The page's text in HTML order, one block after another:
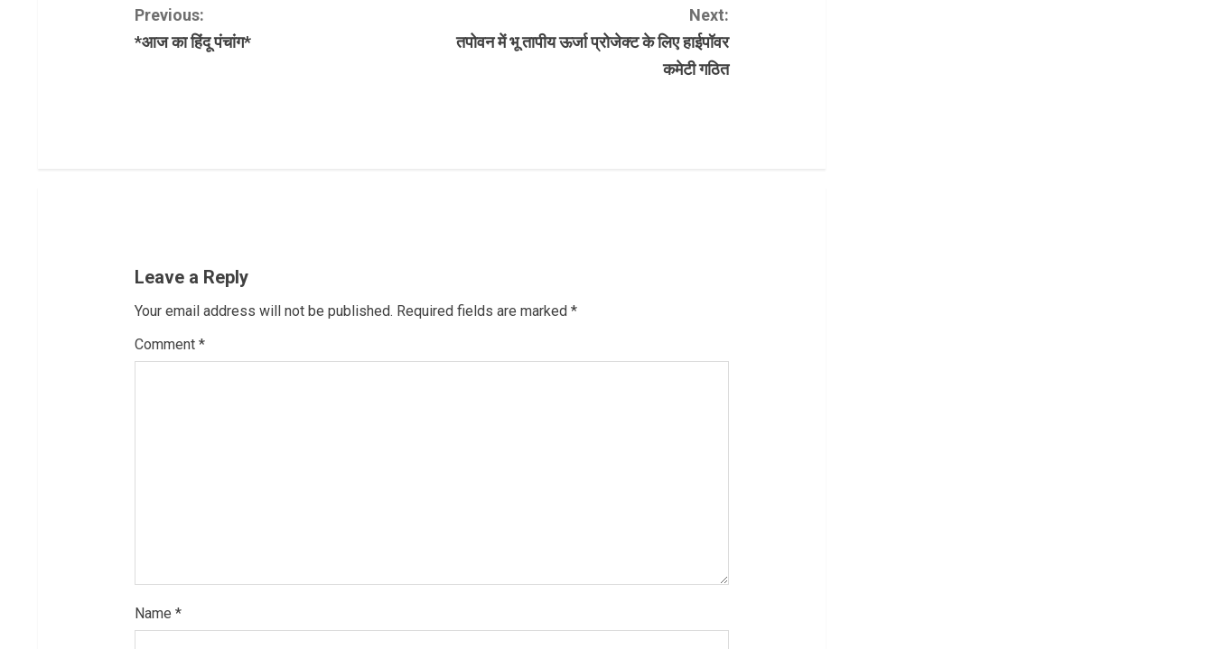
C
o
e
R
e
Previous:
*आज का हिंदू पंचांग*
Next:
तपोवन में भू तापीय ऊर्जा प्रोजेक्ट के लिए हाईपॉवर
कमेटी गठित
Leave a Reply
Your email address will not be published. Required fields are marked *
Comment *
Name *